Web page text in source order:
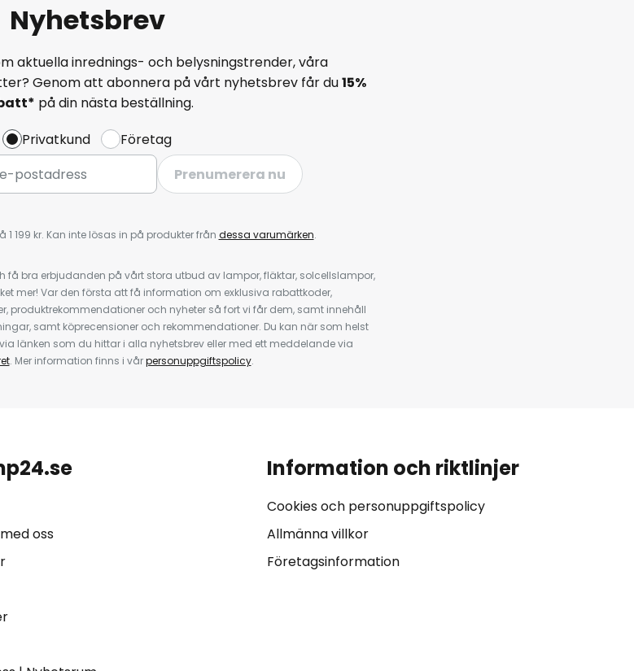
Nyhetsbrev
aktuella inrednings- och belysningstrender, våra
Genom att abonnera på vårt nyhetsbrev får du15%
på din nästa beställning.
Privatkund
Företag
Prenumerera nu
199 kr. Kan inte lösas in på produkter från dessa varumärken.
få bra erbjudanden på vårt stora utbud av lampor, fläktar, solcellslampor,
mer! Var den första att få information om exklusiva rabattkoder,
produktrekommendationer och nyheter så fort vi får dem, samt innehåll
samt köprecensioner och rekommendationer. Du kan när som helst
länken som du hittar i alla nyhetsbrev eller med ett meddelande via
. Mer information finns i vårpersonuppgiftspolicy.
oss
Information och riktlinjer
Cookies och personuppgiftspolicy
Allmänna villkor
Företagsinformation